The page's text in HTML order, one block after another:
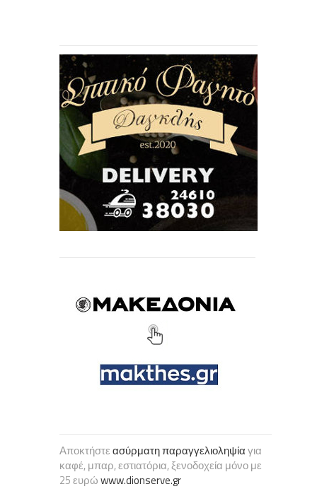
Αποκτήστεασύρματη παραγγελιοληψίαγια
καφέ, μπαρ, εστιατόρια, ξενοδοχεία μόνο με
25 ευρώwww.dionserve.gr